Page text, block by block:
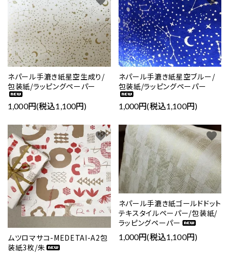
ネパール手漉き紙星空生成り/
包装紙/ラッピングペーパー
1,000円(税込1,100円)
ネパール手漉き紙星空ブルー/
包装紙/ラッピングペーパー
1,000円(税込1,100円)
ムツロマサコ-MEDETAI-A2包
装紙3枚/朱
favorite
ネパール手漉き紙ゴールドドット
テキスタイルペーパー/包装紙/
ラッピングペーパー
1,000円(税込1,100円)
favorite
カテゴリー
検索する